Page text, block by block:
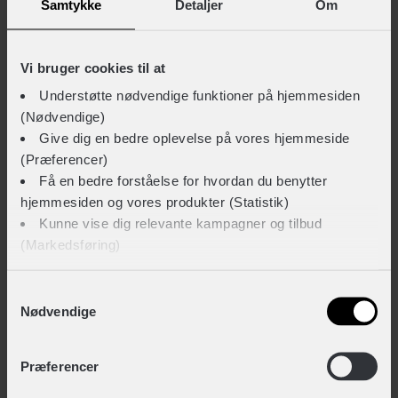
Samtykke Detaljer Om
Vi bruger cookies til at
Understøtte nødvendige funktioner på hjemmesiden
(Nødvendige)
Give dig en bedre oplevelse på vores hjemmeside
(Præferencer)
Få en bedre forståelse for hvordan du benytter
hjemmesiden og vores produkter (Statistik)
Kunne vise dig relevante kampagner og tilbud
(Markedsføring)
cookies til alle disse formål. Du kan også bruge
formål. Vælg formål og ‘Gem indstillinger’.
Nødvendige
Præferencer
FUSION Commuter Cycling Jacket
+ 1.999,-
Vælg størrelse
TEKNISKE SPECIFIKATIONER
BASISINFORMATION
5037835346008
100-346-S